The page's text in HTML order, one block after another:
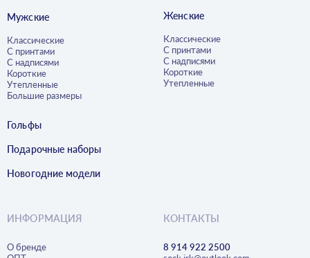
Мужские
Классические
С принтами
С надписями
Короткие
Утепленные
Большие размеры
Женские
Классические
С принтами
С надписями
Короткие
Утепленные
Гольфы
Подарочные наборы
Новогодние модели
ИНФОРМАЦИЯ
О бренде
КОНТАКТЫ
8 914 922 2500